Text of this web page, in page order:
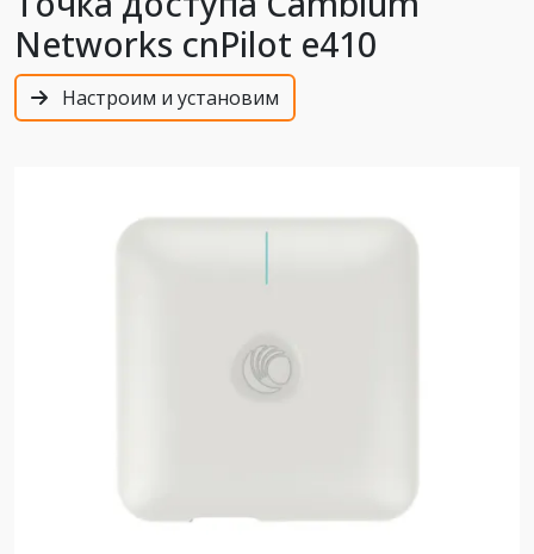
Networks cnPilot e410
Настроим и установим